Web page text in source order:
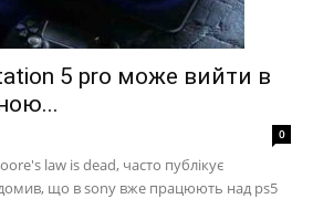
5 pro може вийти в
0
law is dead, часто публікує
що в sony вже працюють над ps5